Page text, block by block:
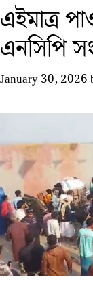
এইমাত্র
এনসিপি
January 30, 2026